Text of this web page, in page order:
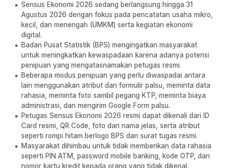
Sensus Ekonomi 2026 sedang berlangsung hingga 31
Agustus 2026 dengan fokus pada pencatatan usaha mikro,
kecil, dan menengah (UMKM) serta kegiatan ekonomi
digital.
Badan Pusat Statistik (BPS) mengingatkan masyarakat
untuk meningkatkan kewaspadaan karena adanya potensi
penipuan yang mengatasnamakan petugas resmi.
Beberapa modus penipuan yang perlu diwaspadai antara
lain menggunakan atribut dan formulir palsu, meminta data
rahasia, meminta foto sambil pegang KTP, meminta biaya
administrasi, dan mengirim Google Form palsu.
Petugas Sensus Ekonomi 2026 resmi dapat dikenali dari ID
Card resmi, QR Code, foto dan nama jelas, serta atribut
seperti rompi hitam berlogo BPS dan surat tugas resmi.
Masyarakat dihimbau untuk tidak memberikan data rahasia
seperti PIN ATM, password mobile banking, kode OTP, dan
nomor kartu kredit kepada orang yang tidak dikenal.